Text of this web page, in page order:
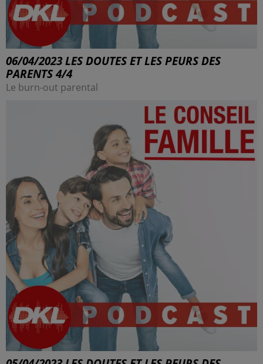
06/04/2023 LES DOUTES ET LES PEURS DES
PARENTS 4/4
Le burn-out parental